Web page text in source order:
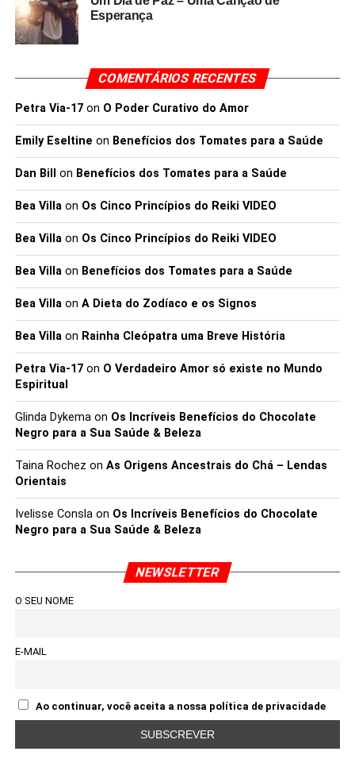
Esperança
COMENTÁRIOS RECENTES
Petra Via-17on O Poder Curativo do Amor
Emily Eseltine on Benefícios dos Tomates para a Saúde
Dan Bill on Benefícios dos Tomates para a Saúde
Bea Villaon Os Cinco Princípios do Reiki VIDEO
Bea Villaon Os Cinco Princípios do Reiki VIDEO
Bea Villaon Benefícios dos Tomates para a Saúde
Bea Villaon A Dieta do Zodíaco e os Signos
Bea Villaon Rainha Cleópatra uma Breve História
Petra Via-17on O Verdadeiro Amor só existe no Mundo
Espiritual
Glinda Dykemaon Os Incríveis Benefícios do Chocolate
Negro para a Sua Saúde & Beleza
Taina Rochez on As Origens Ancestrais do Chá – Lendas
Orientais
Ivelisse Conslaon Os Incríveis Benefícios do Chocolate
Negro para a Sua Saúde & Beleza
NEWSLETTER
O SEU NOME
E-MAIL
Ao continuar, você aceita a nossa política de privacidade